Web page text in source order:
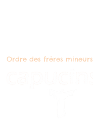
Ordre des frères mineurs